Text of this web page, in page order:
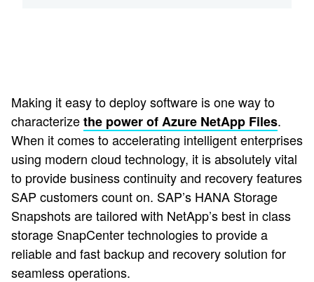
Making it easy to deploy software is one way to
characterizethe power of Azure NetApp Files.
When it comes to accelerating intelligent enterprises
using modern cloud technology, it is absolutely vital
to provide business continuity and recovery features
SAP customers count on. SAP’s HANA Storage
Snapshots are tailored with NetApp’s best in class
storage SnapCenter technologies to provide a
reliable and fast backup and recovery solution for
seamless operations.